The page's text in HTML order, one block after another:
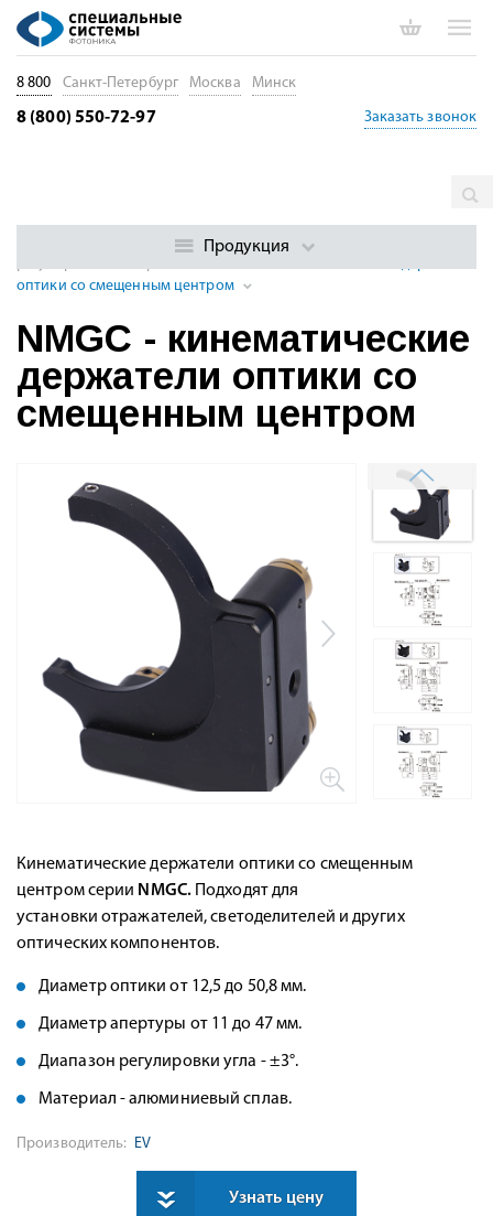
Регулируемые держатели оптики
Держатели оптики с
оптики со смещенным центром
NMGC - кинематические
держатели оптики со
смещенным центром
Кинематические держатели оптики со смещенным
центром серии NMGC. Подходят для
установки отражателей, светоделителей и других
оптических компонентов.
Диаметр оптики от 12,5 до 50,8 мм.
Диаметр апертуры от 11 до 47 мм.
Диапазон регулировки угла - ±3°.
Материал - алюминиевый сплав.
Производитель: EV
Узнать цену
8 800 Санкт-Петербург Москва Минск
8 (800) 550-72-97 Заказать звонок
Продукция